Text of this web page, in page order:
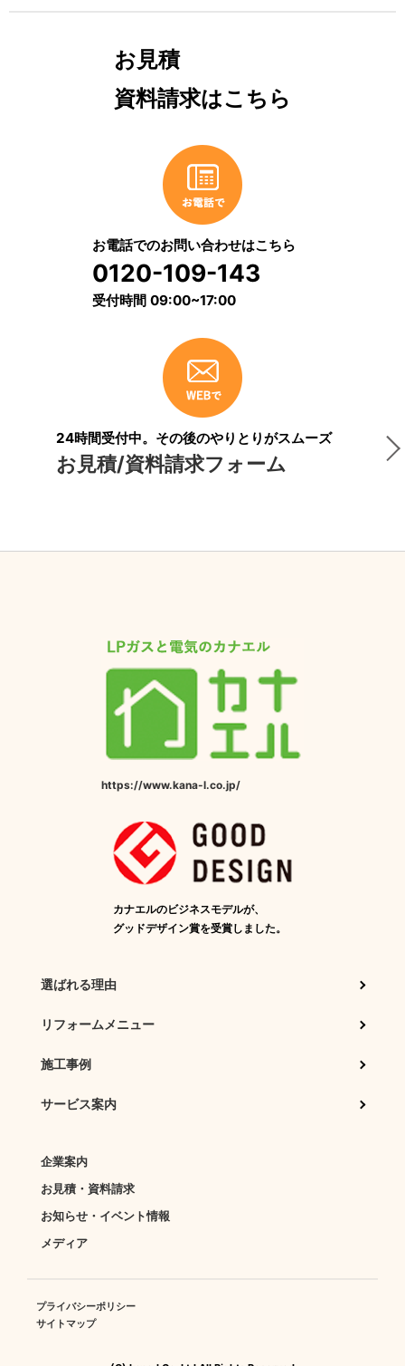
お見積
資料請求はこちら
お電話でのお問い合わせはこちら
0120-109-143
受付時間 09:00~17:00
24時間受付中。その後のやりとりがスムーズ
お見積/資料請求フォーム
https://www.kana-l.co.jp/
カナエルのビジネスモデルが、
グッドデザイン賞を受賞しました。
選ばれる理由
リフォームメニュー
施工事例
サービス案内
企業案内
お見積・資料請求
お知らせ・イベント情報
メディア
プライバシーポリシー
サイトマップ